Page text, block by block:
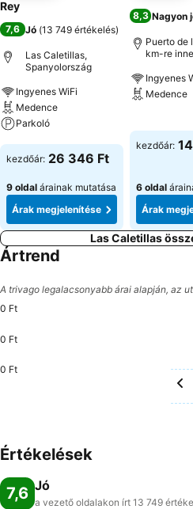
Rey
7,6 Jó (13 749 értékelés)
Las Caletillas,
Spanyolország
Ingyenes WiFi
Medence
Parkoló
Árak megjelenítése
kezdőár: 26 346 Ft
9 oldal árainak mutatása
Árak megjelenítése
8,3 Nagyon
Puerto de
km-re
Ingyenes
Medence
kezdőár:
6 oldal
Árak
Las Caletillas
Ártrend
A trivago legalacsonyabb árai alapján, az
0 Ft
0 Ft
0 Ft
Értékelések
7,6 Jó
a vezető oldalakon írt 13 749